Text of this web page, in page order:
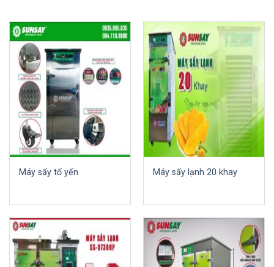
Máy sấy tổ yến Máy sấy lạnh 20 khay